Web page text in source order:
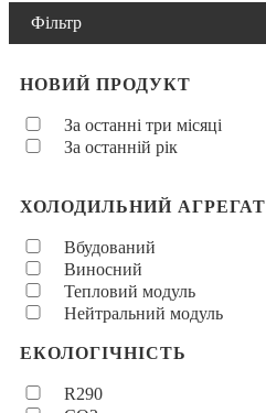
Фільтр
НОВИЙ ПРОДУКТ
За останні три місяці
За останній рік
ХОЛОДИЛЬНИЙ АГРЕГАТ
Вбудований
Виносний
Тепловий модуль
Нейтральний модуль
ЕКОЛОГІЧНІСТЬ
R290